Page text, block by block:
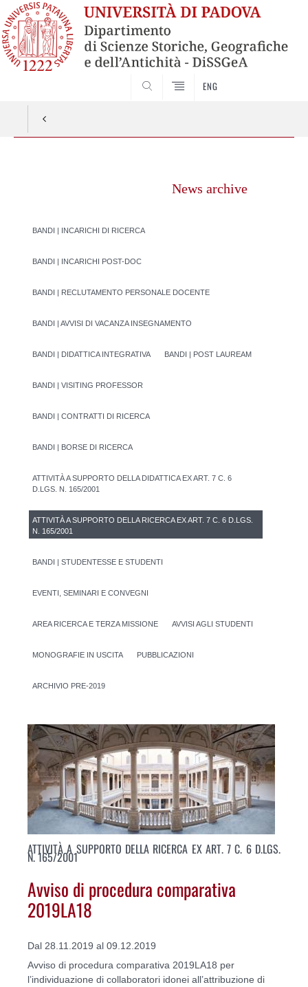
ENG
News archive
BANDI | INCARICHI DI RICERCA
BANDI | INCARICHI POST-DOC
BANDI | RECLUTAMENTO PERSONALE DOCENTE
BANDI | AVVISI DI VACANZA INSEGNAMENTO
BANDI | DIDATTICA INTEGRATIVA BANDI | POST LAUREAM
BANDI | VISITING PROFESSOR
BANDI | CONTRATTI DI RICERCA
BANDI | BORSE DI RICERCA
ATTIVITÀ A SUPPORTO DELLA DIDATTICA EX ART. 7 C. 6
D.LGS. N. 165/2001
ATTIVITÀ A SUPPORTO DELLA RICERCA EX ART. 7 C. 6 D.LGS.
N. 165/2001
BANDI | STUDENTESSE E STUDENTI
EVENTI, SEMINARI E CONVEGNI
AREA RICERCA E TERZA MISSIONE AVVISI AGLI STUDENTI
MONOGRAFIE IN USCITA PUBBLICAZIONI
ARCHIVIO PRE-2019
ATTIVITÀ A SUPPORTO DELLA RICERCA EX ART. 7 C. 6 D.LGS.
N. 165/2001
Avviso di procedura comparativa
2019LA18
Dal 28.11.2019 al 09.12.2019
Avviso di procedura comparativa 2019LA18 per
l’individuazione di collaboratori idonei all’attribuzione di